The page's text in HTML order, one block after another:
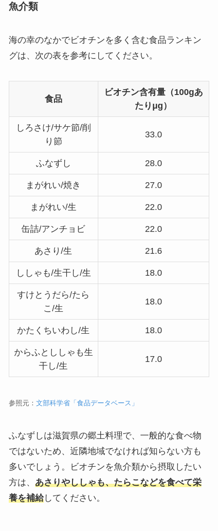
魚介類
海の幸のなかでビオチンを多く含む食品ランキン
グは、次の表を参考にしてください。
食品
ビオチン含有量（100gあ
たりμg）
しろさけ/サケ節/削
り節
33.0
ふなずし 28.0
まがれい/焼き 27.0
まがれい/生 22.0
缶詰/アンチョビ 22.0
あさり/生 21.6
ししゃも/生干し/生 18.0
すけとうだら/たら
こ/生
18.0
かたくちいわし/生 18.0
からふとししゃも生
干し/生
17.0
参照元： 文部科学省「食品データベース」
ふなずしは滋賀県の郷土料理で、一般的な食べ物
ではないため、近隣地域でなければ知らない方も
多いでしょう。ビオチンを魚介類から摂取したい
方は、 あさりやししゃも、たらこなどを食べて栄
養を補給してください。